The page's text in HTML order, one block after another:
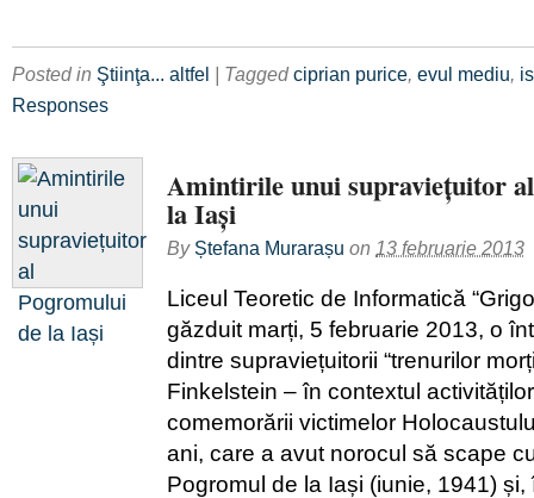
Posted in Ştiinţa... altfel | Taggedciprian purice, evul mediu,
Responses
Amintirile unui supraviețuitor
la Iași
By Ștefana Murarașu on 13 februarie 2013
Liceul Teoretic de Informatică
găzduit marți, 5 februarie 2013, o
dintre supraviețuitorii “trenurilor
Finkelstein – în contextul
comemorării victimelor
ani, care a avut norocul să scape
Pogromul de la Iași (iunie, 1941)